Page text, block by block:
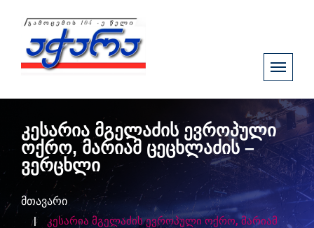
კესარია მგელაძის ევროპული
ოქრო, მარიამ ცეცხლაძის –
ვერცხლი
მთავარი
კესარია მგელაძის ევროპული ოქრო, მარიამ